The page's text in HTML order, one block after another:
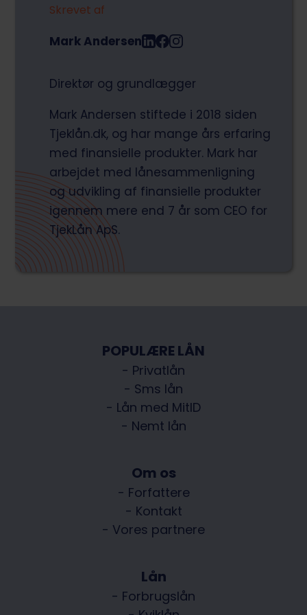
Skrevet af
Mark Andersen
Direktør og grundlægger
Mark Andersen stiftede i 2018 siden
Tjeklån.dk, og har mange års erfaring
med finansielle produkter. Mark har
arbejdet med lånesammenligning
og udvikling af finansielle produkter
igennem mere end 7 år som CEO for
TjekLån ApS.
POPULÆRE LÅN
- Privatlån
- Sms lån
- Lån med MitID
- Nemt lån
Om os
- Forfattere
- Kontakt
- Vores partnere
Lån
- Forbrugslån